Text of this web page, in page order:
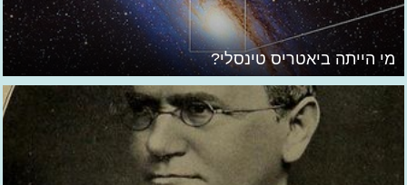
מי הייתה ביאטריס טינסלי?